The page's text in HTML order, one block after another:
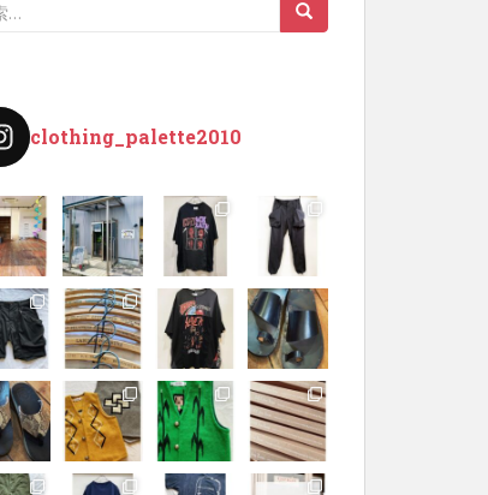
clothing_palette2010